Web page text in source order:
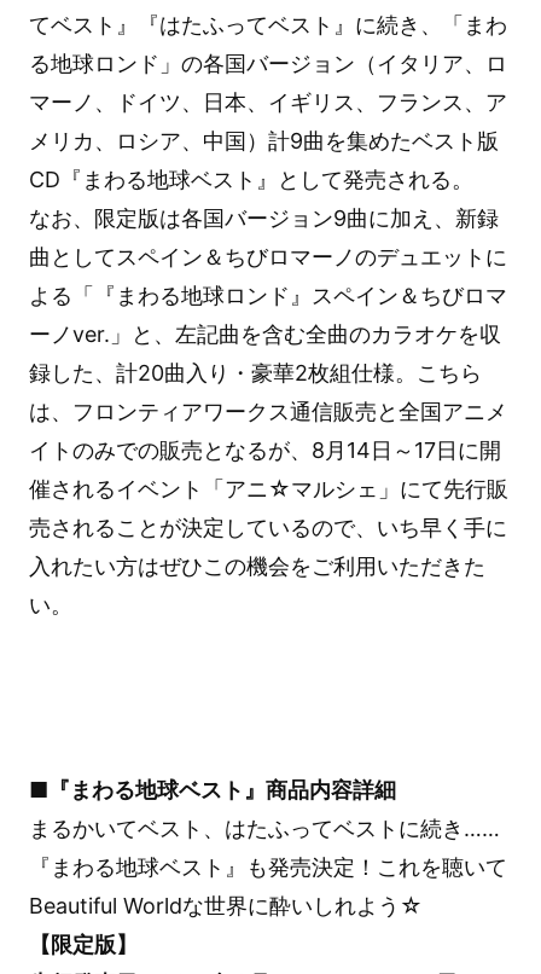
てベスト』『はたふってベスト』に続き、「まわ
る地球ロンド」の各国バージョン（イタリア、ロ
マーノ、ドイツ、日本、イギリス、フランス、ア
メリカ、ロシア、中国）計9曲を集めたベスト版
CD『まわる地球ベスト』として発売される。
なお、限定版は各国バージョン9曲に加え、新録
曲としてスペイン＆ちびロマーノのデュエットに
よる「『まわる地球ロンド』スペイン＆ちびロマ
ーノver.」と、左記曲を含む全曲のカラオケを収
録した、計20曲入り・豪華2枚組仕様。こちら
は、フロンティアワークス通信販売と全国アニメ
イトのみでの販売となるが、8月14日～17日に開
催されるイベント「アニ☆マルシェ」にて先行販
売されることが決定しているので、いち早く手に
入れたい方はぜひこの機会をご利用いただきた
い。
■『まわる地球ベスト』商品内容詳細
まるかいてベスト、はたふってベストに続き……
『まわる地球ベスト』も発売決定！これを聴いて
Beautiful Worldな世界に酔いしれよう☆
【限定版】